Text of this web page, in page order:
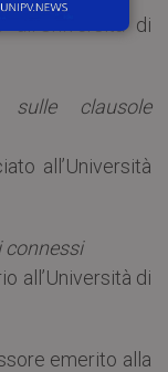
di
sulle clausole
all’Università
connessi
all’Università di
emerito alla